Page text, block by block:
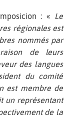
: «
Le
régionales est
nommés par
de leurs
des langues
du comité
est membre de
un représentant
de la